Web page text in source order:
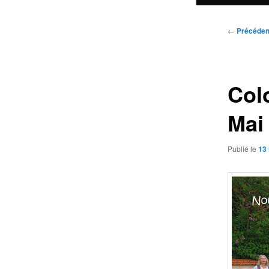
Navigation
←
Publié le13